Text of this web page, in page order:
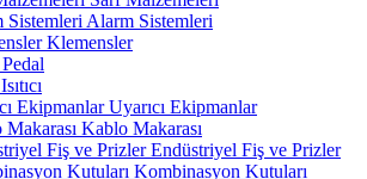
Alarm Sistemleri
Klemensler
Pedal
Isıtıcı
Uyarıcı Ekipmanlar
Kablo Makarası
Endüstriyel Fiş ve Prizler
Kombinasyon Kutuları